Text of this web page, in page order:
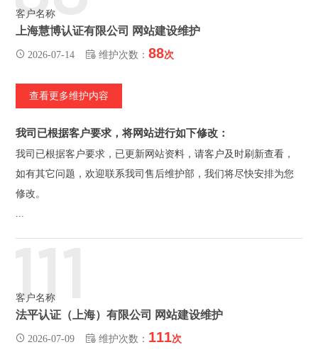
客户名称
上海慧博认证有限公司 网站建设维护
2026-07-14 维护次数：88次
查看更多维护内容
我司已根据客户要求，将网站进行如下修改：
我司已根据客户要求，已更新网站资料，请客户及时刷新查看，
如有其它问题，欢迎联系我司售后维护部，我们将尽快安排为您
修改。
...
111
客户名称
法平认证（上海）有限公司 网站建设维护
2026-07-09 维护次数： 111次